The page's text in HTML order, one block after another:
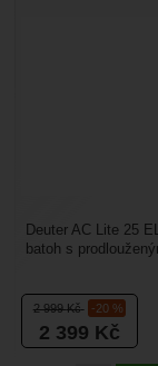
2 999Kč -20 %
2 399 Kč
Deuter AC Lite 25
batoh s